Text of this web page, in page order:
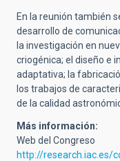
En la reunión también
desarrollo de
la investigación en
criogénica; el diseño e
adaptativa; la
los trabajos de
de la calidad
Más información:
Web del Congreso
http://research.iac.es/